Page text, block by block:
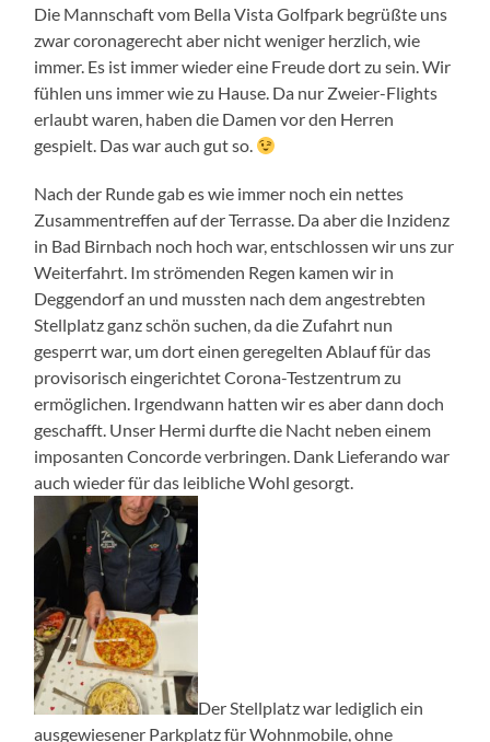
Die Mannschaft vom Bella Vista Golfpark begrüßte uns
zwar coronagerecht aber nicht weniger herzlich, wie
immer. Es ist immer wieder eine Freude dort zu sein. Wir
fühlen uns immer wie zu Hause. Da nur Zweier-Flights
erlaubt waren, haben die Damen vor den Herren
gespielt. Das war auch gut so.
Nach der Runde gab es wie immer noch ein nettes
Zusammentreffen auf der Terrasse. Da aber die Inzidenz
in Bad Birnbach noch hoch war, entschlossen wir uns zur
Weiterfahrt. Im strömenden Regen kamen wir in
Deggendorf an und mussten nach dem angestrebten
Stellplatz ganz schön suchen, da die Zufahrt nun
gesperrt war, um dort einen geregelten Ablauf für das
provisorisch eingerichtet Corona-Testzentrum zu
ermöglichen. Irgendwann hatten wir es aber dann doch
geschafft. Unser Hermi durfte die Nacht neben einem
imposanten Concorde verbringen. Dank Lieferando war
auch wieder für das leibliche Wohl gesorgt.
Der Stellplatz war lediglich ein
ausgewiesener Parkplatz für Wohnmobile, ohne